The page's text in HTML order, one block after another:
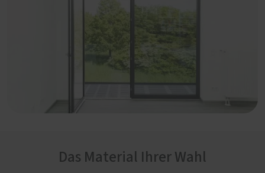
Das Material Ihrer Wahl